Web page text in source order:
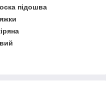
підошва